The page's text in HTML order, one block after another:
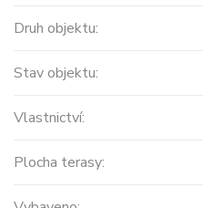
Druh objektu:
Stav objektu:
Vlastnictví:
Plocha terasy: